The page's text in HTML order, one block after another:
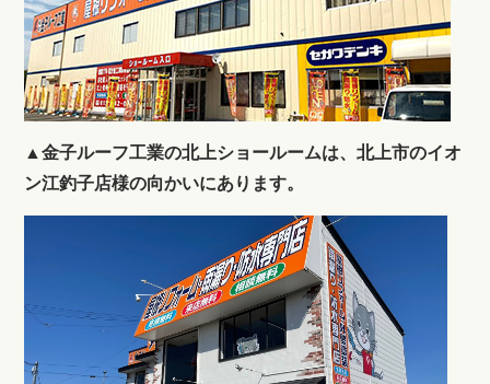
▲金子ルーフ工業の北上ショールームは、北上市のイオ
ン江釣子店様の向かいにあります。